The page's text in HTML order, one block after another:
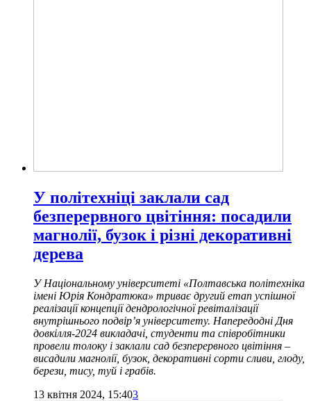
У політехніці заклали сад
безперервного цвітіння: посадили
магнолії, бузок і різні декоративні
дерева
У Національному університеті «Полтавська політехніка
імені Юрія Кондратюка» триває другий етап успішної
реалізації концепції дендрологічної ревіталізації
внутрішнього подвір’я університету. Напередодні Дня
довкілля-2024 викладачі, студенти та співробітники
провели толоку і заклали сад безперервного цвітіння –
висадили магнолії, бузок, декоративні сорти сливи, глоду,
берези, тису, туй і грабів.
13 квітня 2024, 15:403